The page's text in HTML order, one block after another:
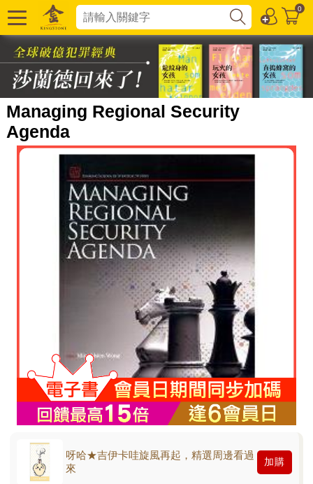
0
Managing Regional Security
Agenda
呀哈★吉伊卡哇旋風再起，精選周邊看過
來
加購